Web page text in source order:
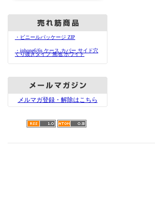
・ビニールパッケージ ZIP
・iphone6/6s ケース カバー サイド穴
くり抜きタイプ 無地 ホワイト
メルマガ登録・解除はこちら